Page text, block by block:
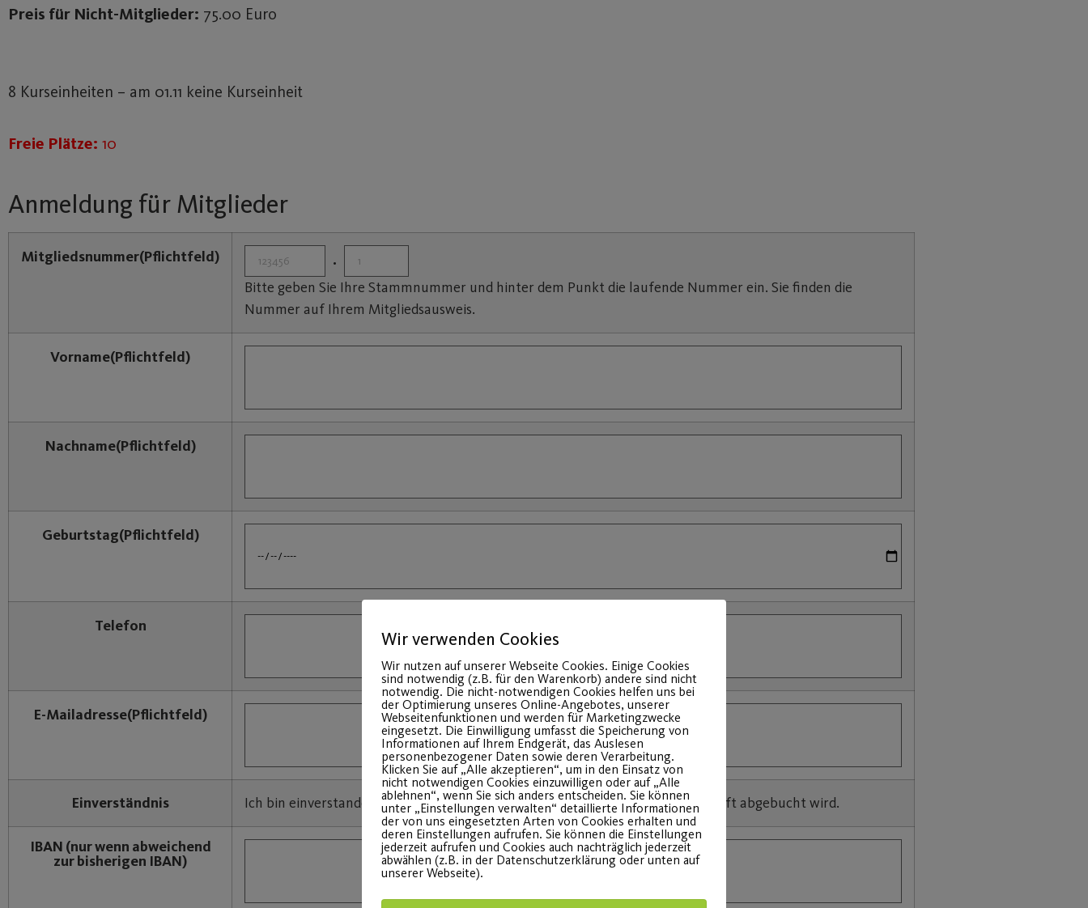
Preis für Nicht-Mitglieder: 75.00 Euro
8 Kurseinheiten – am 01.11 keine Kurseinheit
Freie Plätze: 10
Anmeldung für Mitglieder
Mitgliedsnummer(Pflichtfeld)
.
Bitte geben Sie Ihre Stammnummer und hinter dem Punkt die laufende Nummer ein. Sie finden die
Nummer auf Ihrem Mitgliedsausweis.
Vorname(Pflichtfeld)
Nachname(Pflichtfeld)
Geburtstag(Pflichtfeld)
Telefon
E-Mailadresse(Pflichtfeld)
Einverständnis Ich bin einverstanden, dass die Kursgebühr von folgendem Konto per Lastschrift abgebucht wird.
IBAN (nur wenn abweichend
zur bisherigen IBAN)
Wir verwenden Cookies
Wir nutzen auf unserer Webseite Cookies. Einige Cookies
sind notwendig (z.B. für den Warenkorb) andere sind nicht
notwendig. Die nicht-notwendigen Cookies helfen uns bei
der Optimierung unseres Online-Angebotes, unserer
Webseitenfunktionen und werden für Marketingzwecke
eingesetzt. Die Einwilligung umfasst die Speicherung von
Informationen auf Ihrem Endgerät, das Auslesen
personenbezogener Daten sowie deren Verarbeitung.
Klicken Sie auf „Alle akzeptieren“, um in den Einsatz von
nicht notwendigen Cookies einzuwilligen oder auf „Alle
ablehnen“, wenn Sie sich anders entscheiden. Sie können
unter „Einstellungen verwalten“ detaillierte Informationen
der von uns eingesetzten Arten von Cookies erhalten und
deren Einstellungen aufrufen. Sie können die Einstellungen
jederzeit aufrufen und Cookies auch nachträglich jederzeit
abwählen (z.B. in der Datenschutzerklärung oder unten auf
unserer Webseite).